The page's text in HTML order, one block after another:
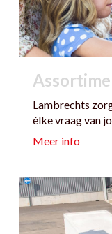
Lambrechts
élke vraag van
Meer info